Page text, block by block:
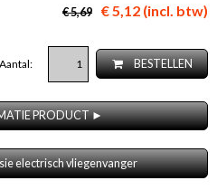
€ 5,69 € 5,12 (incl. btw)
Aantal: BESTELLEN
PRODUCT ►
electrisch vliegenvanger